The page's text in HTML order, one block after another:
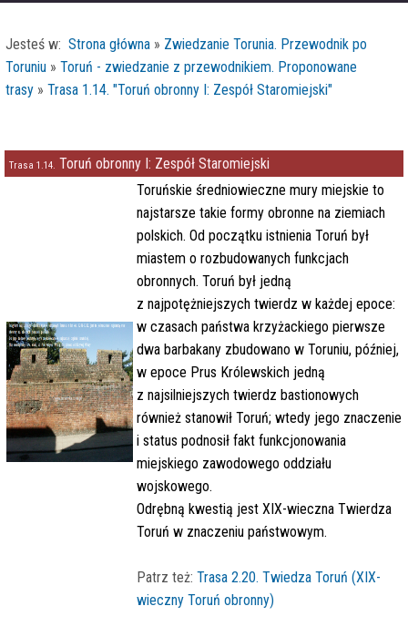
Jesteś w: Strona główna » Zwiedzanie Torunia. Przewodnik po
Toruniu » Toruń - zwiedzanie z przewodnikiem. Proponowane
trasy » Trasa 1.14. "Toruń obronny I: Zespół Staromiejski"
Trasa 1.14. Toruń obronny I: Zespół Staromiejski
Toruńskie średniowieczne mury miejskie to
najstarsze takie formy obronne na ziemiach
polskich. Od początku istnienia Toruń był
miastem o rozbudowanych funkcjach
obronnych. Toruń był jedną
z najpotężniejszych twierdz w każdej epoce:
w czasach państwa krzyżackiego pierwsze
dwa barbakany zbudowano w Toruniu, później,
w epoce Prus Królewskich jedną
z najsilniejszych twierdz bastionowych
również stanowił Toruń; wtedy jego znaczenie
i status podnosił fakt funkcjonowania
miejskiego zawodowego oddziału
wojskowego.
Odrębną kwestią jest XIX-wieczna Twierdza
Toruń w znaczeniu państwowym.
Patrz też: Trasa 2.20. Twiedza Toruń (XIX-
wieczny Toruń obronny)